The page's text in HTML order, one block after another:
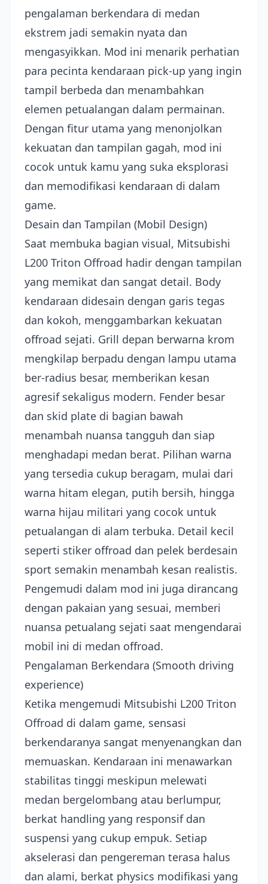
pengalaman berkendara di medan
ekstrem jadi semakin nyata dan
mengasyikkan. Mod ini menarik perhatian
para pecinta kendaraan pick-up yang ingin
tampil berbeda dan menambahkan
elemen petualangan dalam permainan.
Dengan fitur utama yang menonjolkan
kekuatan dan tampilan gagah, mod ini
cocok untuk kamu yang suka eksplorasi
dan memodifikasi kendaraan di dalam
game.
Desain dan Tampilan (Mobil Design)
Saat membuka bagian visual, Mitsubishi
L200 Triton Offroad hadir dengan tampilan
yang memikat dan sangat detail. Body
kendaraan didesain dengan garis tegas
dan kokoh, menggambarkan kekuatan
offroad sejati. Grill depan berwarna krom
mengkilap berpadu dengan lampu utama
ber-radius besar, memberikan kesan
agresif sekaligus modern. Fender besar
dan skid plate di bagian bawah
menambah nuansa tangguh dan siap
menghadapi medan berat. Pilihan warna
yang tersedia cukup beragam, mulai dari
warna hitam elegan, putih bersih, hingga
warna hijau militari yang cocok untuk
petualangan di alam terbuka. Detail kecil
seperti stiker offroad dan pelek berdesain
sport semakin menambah kesan realistis.
Pengemudi dalam mod ini juga dirancang
dengan pakaian yang sesuai, memberi
nuansa petualang sejati saat mengendarai
mobil ini di medan offroad.
Pengalaman Berkendara (Smooth driving
experience)
Ketika mengemudi Mitsubishi L200 Triton
Offroad di dalam game, sensasi
berkendaranya sangat menyenangkan dan
memuaskan. Kendaraan ini menawarkan
stabilitas tinggi meskipun melewati
medan bergelombang atau berlumpur,
berkat handling yang responsif dan
suspensi yang cukup empuk. Setiap
akselerasi dan pengereman terasa halus
dan alami, berkat physics modifikasi yang